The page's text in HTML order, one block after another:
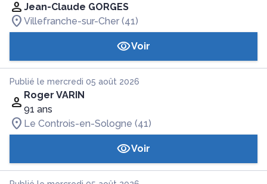
Jean-Claude GORGES
Villefranche-sur-Cher (41)
Voir
Publié le mercredi 05 août 2026
Roger VARIN
91 ans
Le Controis-en-Sologne (41)
Voir